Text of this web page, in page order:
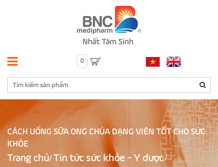
0
CÁCH UỐNG SỮA ONG CHÚA DẠNG VIÊN TỐT CHO SỨC
KHỎE
Trang chủ/ Tin tức sức khỏe - Y dược